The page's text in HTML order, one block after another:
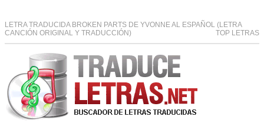
LETRA TRADUCIDA BROKEN PARTS DE YVONNE AL ESPAÑOL (LETRA
CANCIÓN ORIGINAL Y TRADUCCIÓN)
TOP LETRAS